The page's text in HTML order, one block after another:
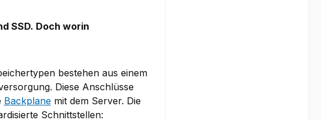
SSD. Doch worin
bestehen aus einem
Diese Anschlüsse
Backplanemit dem Server. Die
Schnittstellen: